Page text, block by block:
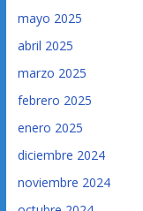
mayo 2025
abril 2025
marzo 2025
febrero 2025
enero 2025
diciembre 2024
noviembre 2024